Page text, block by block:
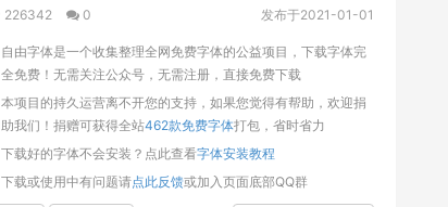
226342 0 发布于2021-01-01
自由字体是一个收集整理全网免费字体的公益项目，下载字体完
全免费！无需关注公众号，无需注册，直接免费下载
本项目的持久运营离不开您的支持，如果您觉得有帮助，欢迎捐
助我们！捐赠可获得全站462款免费字体打包，省时省力
下载好的字体不会安装？点此查看字体安装教程
下载或使用中有问题请点此反馈或加入页面底部QQ群